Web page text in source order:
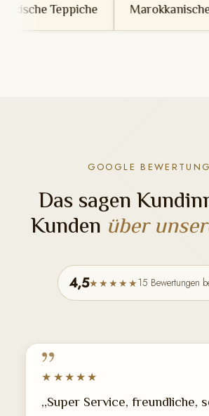
Marokkanische Teppiche
GOOGLE
Das sagen
Kunden über
4,5★★★★★ 15 Bewertungen
★★★★★
„Super Service, freundliche,